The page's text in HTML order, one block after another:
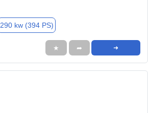
290 kw (394 PS)
★ ➦ ➜